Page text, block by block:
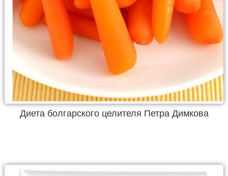
Диета болгарского целителя Петра Димкова